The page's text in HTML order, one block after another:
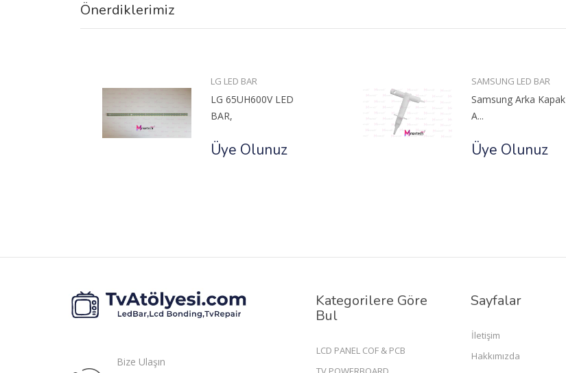
Önerdiklerimiz
LG LED BAR
LG 65UH600V LED
BAR,
Üye Olunuz
SAMSUNG LED BAR
Samsung Arka Kapak
A...
Üye Olunuz
Bize Ulaşın
Kategorilere Göre
Bul
LCD PANEL COF & PCB
Sayfalar
İletişim
Hakkımızda